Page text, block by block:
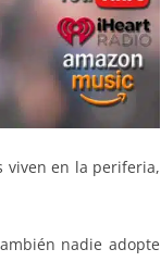
viven en la periferia,
nadie adopte